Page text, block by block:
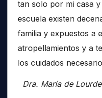
tan solo por mi casa
escuela existen
familia y expuestos a
atropellamientos y a
los cuidados
Dra. María de